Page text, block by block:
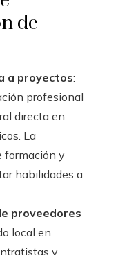
de
a proyectos:
profesional
directa en
La
formación y
habilidades a
proveedores
local en
y